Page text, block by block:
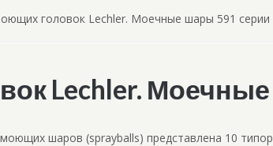
головок Lechler. Моечные шары 591 серии
Lechler.
моющих шаров (sprayballs) представлена 10